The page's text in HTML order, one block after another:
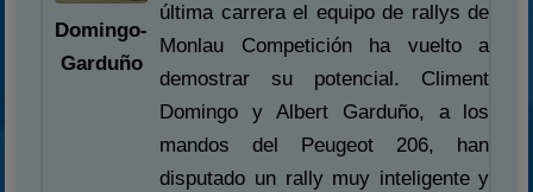
Domingo-
Garduño
última carrera el equipo de rallys de
Monlau Competición ha vuelto a
demostrar su potencial. Climent
Domingo y Albert Garduño, a los
mandos del Peugeot 206, han
disputado un rally muy inteligente y